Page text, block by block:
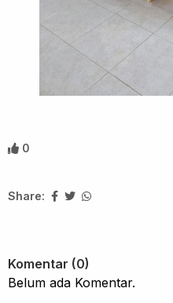
0
Share:
Komentar (0)
Belum ada Komentar.